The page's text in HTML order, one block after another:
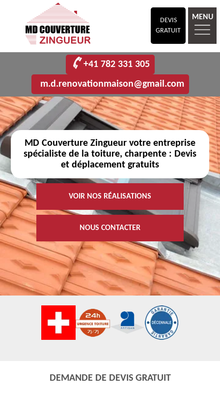
DEVIS
GRATUIT
MENU
+41 782 331 305
m.d.renovationmaison@gmail.com
MD Couverture Zingueur votre entreprise
spécialiste de la toiture, charpente : Devis
et déplacement gratuits
VOIR NOS RÉALISATIONS
NOUS CONTACTER
DEMANDE DE DEVIS GRATUIT